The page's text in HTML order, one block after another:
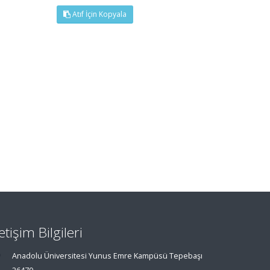
Atıf İçin Kopyala
Bilgileri
Anadolu Üniversitesi Yunus Emre Kampüsü Tepebaşı